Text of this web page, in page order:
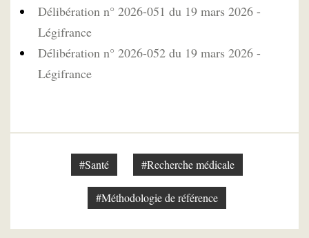
Délibération n° 2026-051 du 19 mars 2026 -
Légifrance
Délibération n° 2026-052 du 19 mars 2026 -
Légifrance
#Santé #Recherche médicale
#Méthodologie de référence